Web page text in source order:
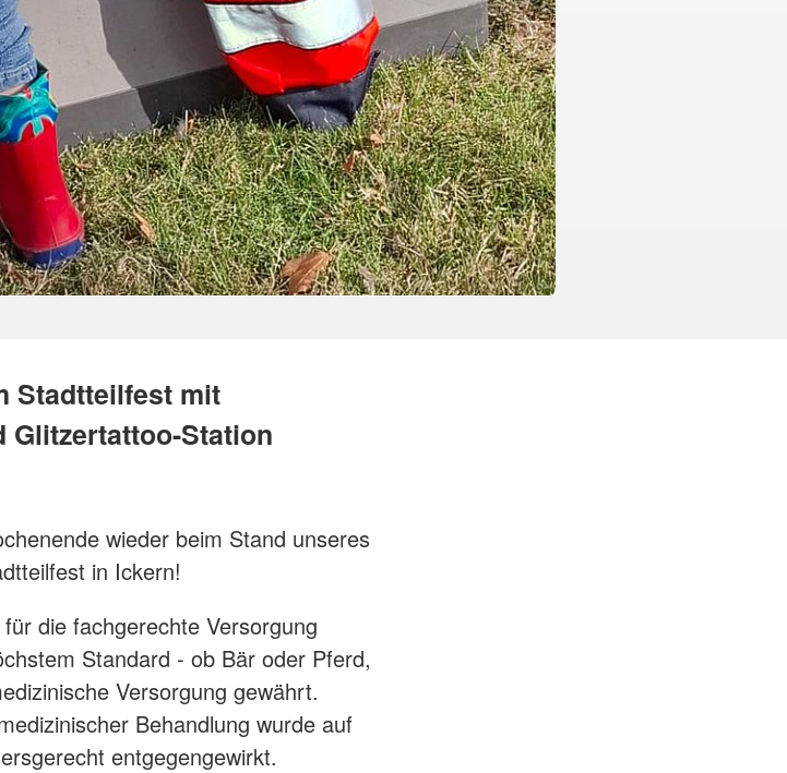
Stadtteilfest mit
Glitzertattoo-Station
wieder beim Stand unseres
in Ickern!
die fachgerechte Versorgung
Standard - ob Bär oder Pferd,
Versorgung gewährt.
Behandlung wurde auf
entgegengewirkt.